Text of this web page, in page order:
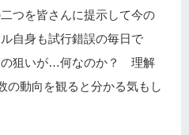
つを皆さんに提示して今の
自身も試行錯誤の毎日で
の狙いが…何なのか？ 理解
の動向を観ると分かる気もし